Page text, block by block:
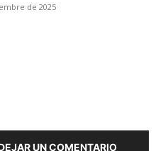
de 2025
UN COMENTARIO